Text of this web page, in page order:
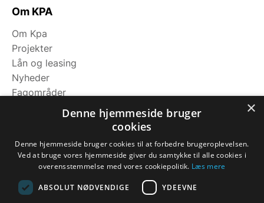
Om KPA
Om Kpa
Projekter
Lån og leasing
Nyheder
Fagområder
Maskiner
Koge/varme/stege
Bageri
Opbevaring
×
Denne hjemmeside bruger
cookies
Denne hjemmeside bruger cookies til at forbedre brugeroplevelsen.
Ved at bruge vores hjemmeside giver du samtykke til alle cookies i
overensstemmelse med vores cookiepolitik. Læs mere
ABSOLUT NØDVENDIGE YDEEVNE